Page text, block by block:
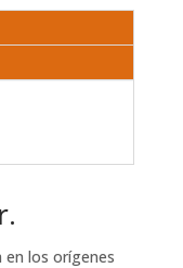
en los orígenes